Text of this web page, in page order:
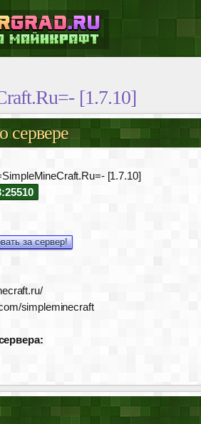
[1.7.10]
сервере
[1.7.10]
за сервер!
simpleminecraft